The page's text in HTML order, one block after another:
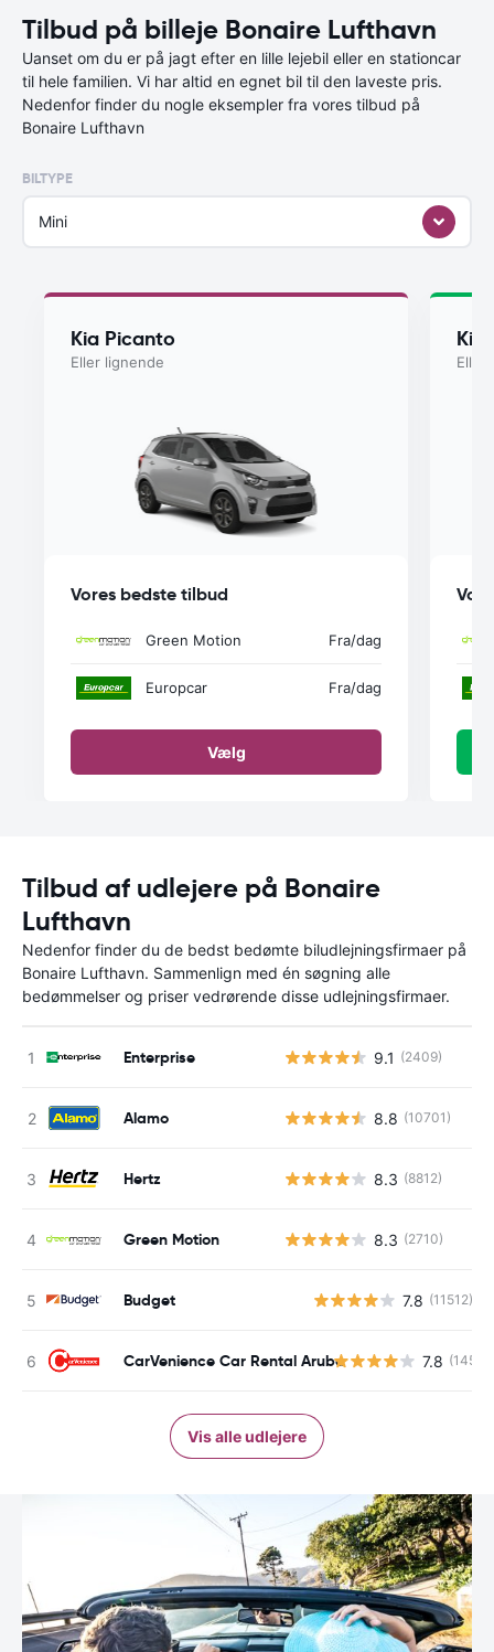
Tilbud på billeje Bonaire Lufthavn
Uanset om du er på jagt efter en lille lejebil eller en stationcar
til hele familien. Vi har altid en egnet bil til den laveste pris.
Nedenfor finder du nogle eksempler fra vores tilbud på
Bonaire Lufthavn
BILTYPE
Mini
Kia Picanto
Eller lignende
Vores bedste tilbud
Green Motion Fra/dag
Europcar Fra/dag
Vælg
Kia
Eller
Tilbud af udlejere på Bonaire
Lufthavn
Nedenfor finder du de bedst bedømte biludlejningsfirmaer på
Bonaire Lufthavn. Sammenlign med én søgning alle
bedømmelser og priser vedrørende disse udlejningsfirmaer.
Enterprise 9.1 (2409)
Alamo 8.8 (10701)
Hertz 8.3 (8812)
Green Motion 8.3 (2710)
Budget 7.8 (11512)
CarVenience Car Rental Aruba 7.8 (145)
Vis alle udlejere